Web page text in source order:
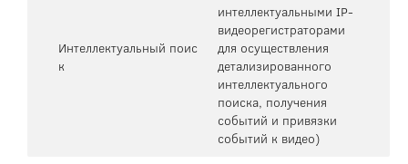
Интеллектуальный поис
к
интеллектуальными IP-
видеорегистраторами
для осуществления
детализированного
интеллектуального
поиска, получения
событий и привязки
событий к видео)